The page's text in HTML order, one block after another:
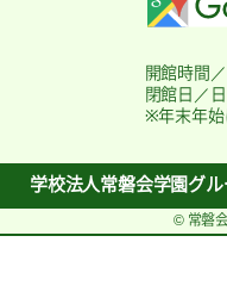
開館時間
閉館日／
※年末年始
学校法人常磐会学園グル
© 常磐